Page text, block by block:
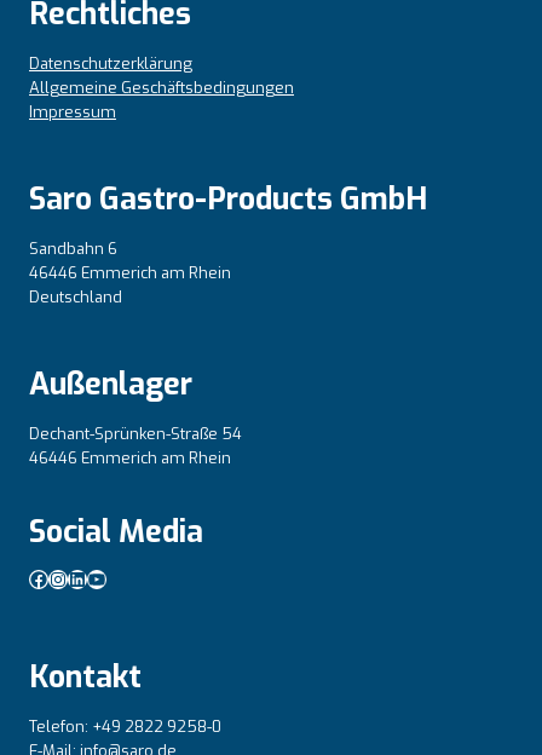
Rechtliches
Datenschutzerklärung
Allgemeine Geschäftsbedingungen
Impressum
Saro Gastro-Products GmbH
Sandbahn 6
46446 Emmerich am Rhein
Deutschland
Außenlager
Dechant-Sprünken-Straße 54
46446 Emmerich am Rhein
Social Media
Facebook
Instagram
LinkedIn
YouTube
Kontakt
Telefon: +49 2822 9258-0